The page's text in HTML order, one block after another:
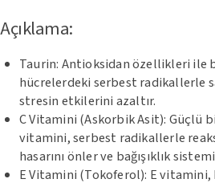
Açıklama:
Taurin: Antioksidan özellikleri ile
hücrelerdeki serbest radikallerle
stresin etkilerini azaltır.
C Vitamini (Askorbik Asit): Güçlü
vitamini, serbest radikallerle
hasarını önler ve bağışıklık
E Vitamini (Tokoferol): E vitamini,